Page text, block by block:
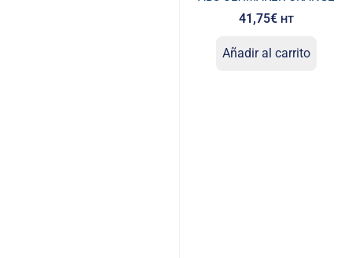
41,75€ HT
Añadir al carrito